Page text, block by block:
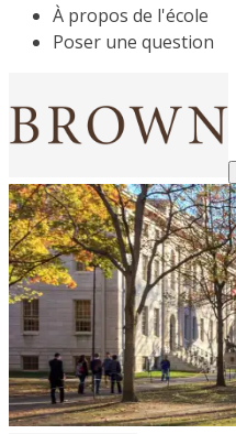
À propos de l'école
Poser une question